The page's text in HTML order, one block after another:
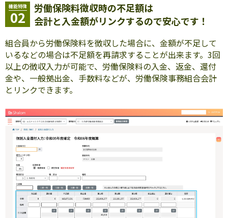
機能特徴
02
労働保険料徴収時の不足額は
会計と入金額がリンクするので安心です！
組合員から労働保険料を徴収した場合に、金額が不足して
いるなどの場合は不足額を再請求することが出来ます。3回
以上の徴収入力が可能で、労働保険料の入金、返金、還付
金や、一般拠出金、手数料などが、労働保険事務組合会計
とリンクできます。